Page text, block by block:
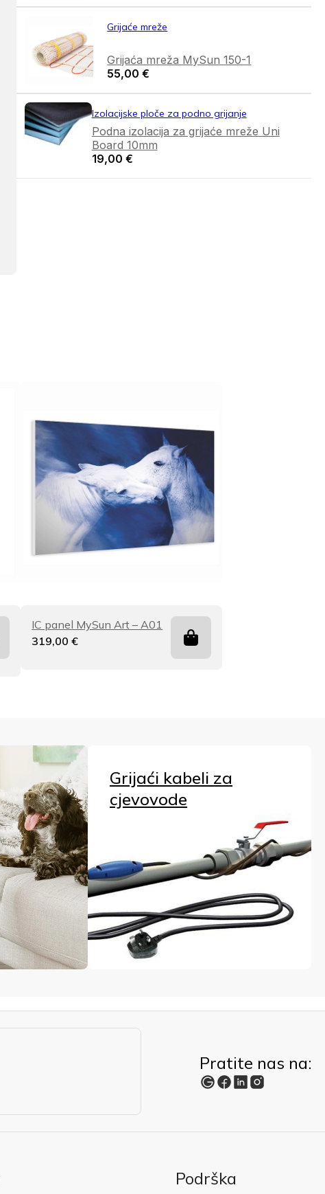
Grijaće mreže
Grijaća mreža MySun 150-1
55,00€
Izolacijske ploče za podno grijanje
Podna izolacija za grijaće mreže Uni
Board 10mm
19,00 €
IC panel MySun Art – A01
319,00€
Grijaći kabeli za
cjevovode
Pratite nas na:
Podrška